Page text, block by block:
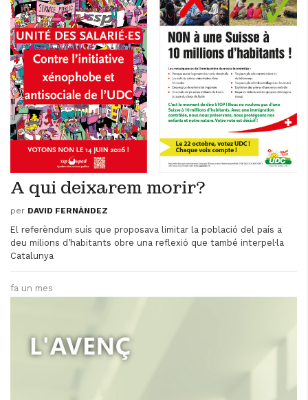
A qui deixarem morir?
per DAVID FERNÀNDEZ
El referèndum suís que proposava limitar la població del país a
deu milions d’habitants obre una reflexió que també interpel·la
Catalunya
fa un mes